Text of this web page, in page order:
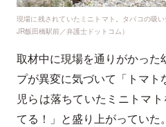
現場に残されていたミニトマト。タバコの吸
JR飯田橋駅前／弁護士ドットコム）
取材中に現場を通りがかった
プが異変に気づいて「トマ
児らは落ちていたミニトマ
てる！」と盛り上がっていた。